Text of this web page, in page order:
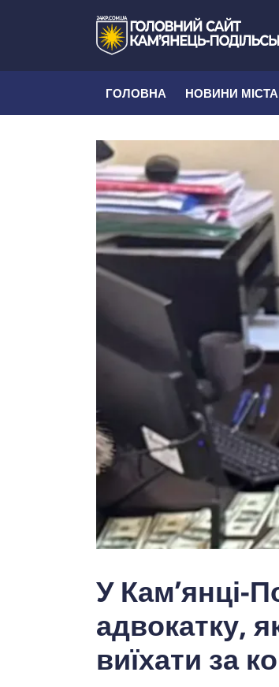
ГОЛОВНА НОВИНИ МІСТА
У Кам’янці-
адвокатку,
виїхати за